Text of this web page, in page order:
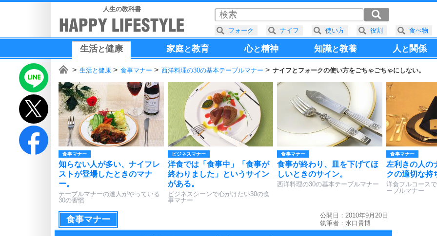
人生の教科書
生活と健康 家庭と教育 心と精神 知識と教養 人と 関係
生活と健康 食事マナー 西洋料理の30の基本テーブルマナー ナイフとフォークの使い方をごちゃごちゃにしない。
食事マナー
知らない人が多い、ナイフレ
ストが登場したときのマナ
ー。
テーブルマナーの達人がやっている
30の習慣
ビジネスマナー
洋食では「食事中」「食事が
終わりました」というサイン
がある。
ビジネスシーンで心がけたい30の食
事マナー
食事マナー
食事が終わり、皿を下げてほ
しいときのサイン。
西洋料理の30の基本テーブルマナー
食事マナー
左利きの人の
クの適切な持
洋食フルコース
ーブルマナー
食事マナー
公開日：2010年9月20日
執筆者： 水口貴博
フォーク ナイフ 使い方 役割 食べ物